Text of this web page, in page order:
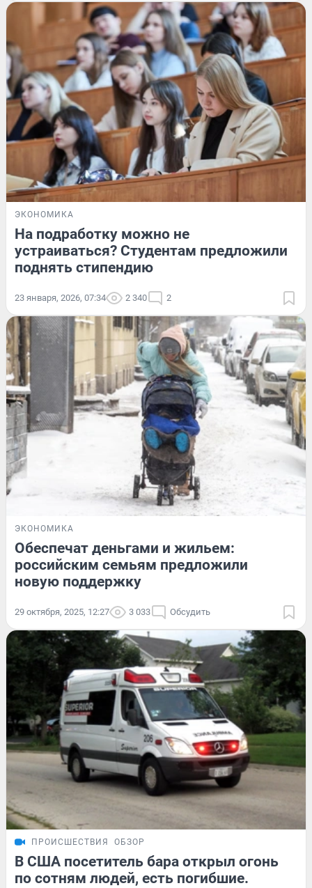
ЭКОНОМИКА
На подработку можно не
устраиваться? Студентам предложили
поднять стипендию
23 января, 2026, 07:34 2 340 2
ЭКОНОМИКА
Обеспечат деньгами и жильем:
российским семьям предложили
новую поддержку
29 октября, 2025, 12:27 3 033 Обсудить
ПРОИСШЕСТВИЯ ОБЗОР
В США посетитель бара открыл огонь
по сотням людей, есть погибшие.